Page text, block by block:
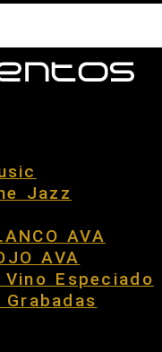
Jazz
AVA
AVA
Vino Especiado